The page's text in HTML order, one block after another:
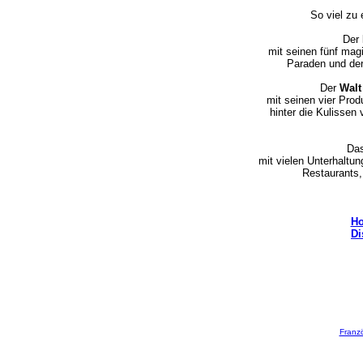
So viel zu
Der
mit seinen fünf
Paraden und
Der
mit seinen vier
hinter die Kulissen
mit vielen